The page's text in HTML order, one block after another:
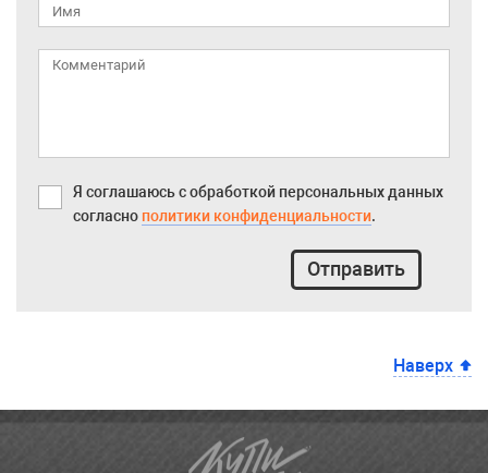
Я соглашаюсь с обработкой персональных данных
согласно политики конфиденциальности.
Отправить
Наверх